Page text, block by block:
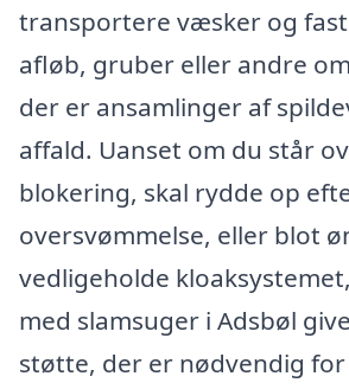
transportere væsker og
afløb, gruber eller andre
der er ansamlinger af
affald. Uanset om du står
blokering, skal rydde op
oversvømmelse, eller blot
vedligeholde
med slamsuger i Adsbøl
støtte, der er nødvendig for